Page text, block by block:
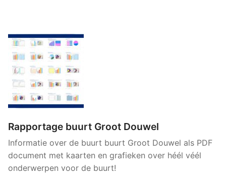
Rapportage buurt Groot Douwel
Informatie over de buurt buurt Groot Douwel als PDF
document met kaarten en grafieken over héél véél
onderwerpen voor de buurt!